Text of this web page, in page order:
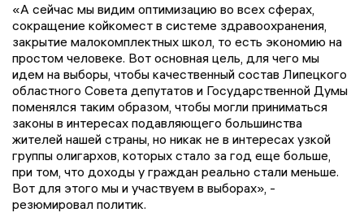
«А сейчас мы видим оптимизацию во всех сферах,
сокращение койкомест в системе здравоохранения,
закрытие малокомплектных школ, то есть экономию на
простом человеке. Вот основная цель, для чего мы
идем на выборы, чтобы качественный состав Липецкого
областного Совета депутатов и Государственной Думы
поменялся таким образом, чтобы могли приниматься
законы в интересах подавляющего большинства
жителей нашей страны, но никак не в интересах узкой
группы олигархов, которых стало за год еще больше,
при том, что доходы у граждан реально стали меньше.
Вот для этого мы и участвуем в выборах», -
резюмировал политик.